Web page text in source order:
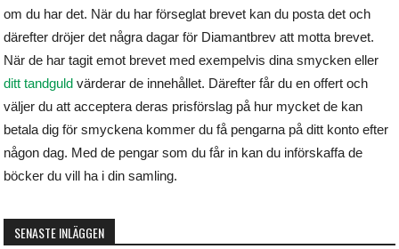
om du har det. När du har förseglat brevet kan du posta det och
därefter dröjer det några dagar för Diamantbrev att motta brevet.
När de har tagit emot brevet med exempelvis dina smycken eller
ditt tandguld värderar de innehållet. Därefter får du en offert och
väljer du att acceptera deras prisförslag på hur mycket de kan
betala dig för smyckena kommer du få pengarna på ditt konto efter
någon dag. Med de pengar som du får in kan du införskaffa de
böcker du vill ha i din samling.
SENASTE INLÄGGEN